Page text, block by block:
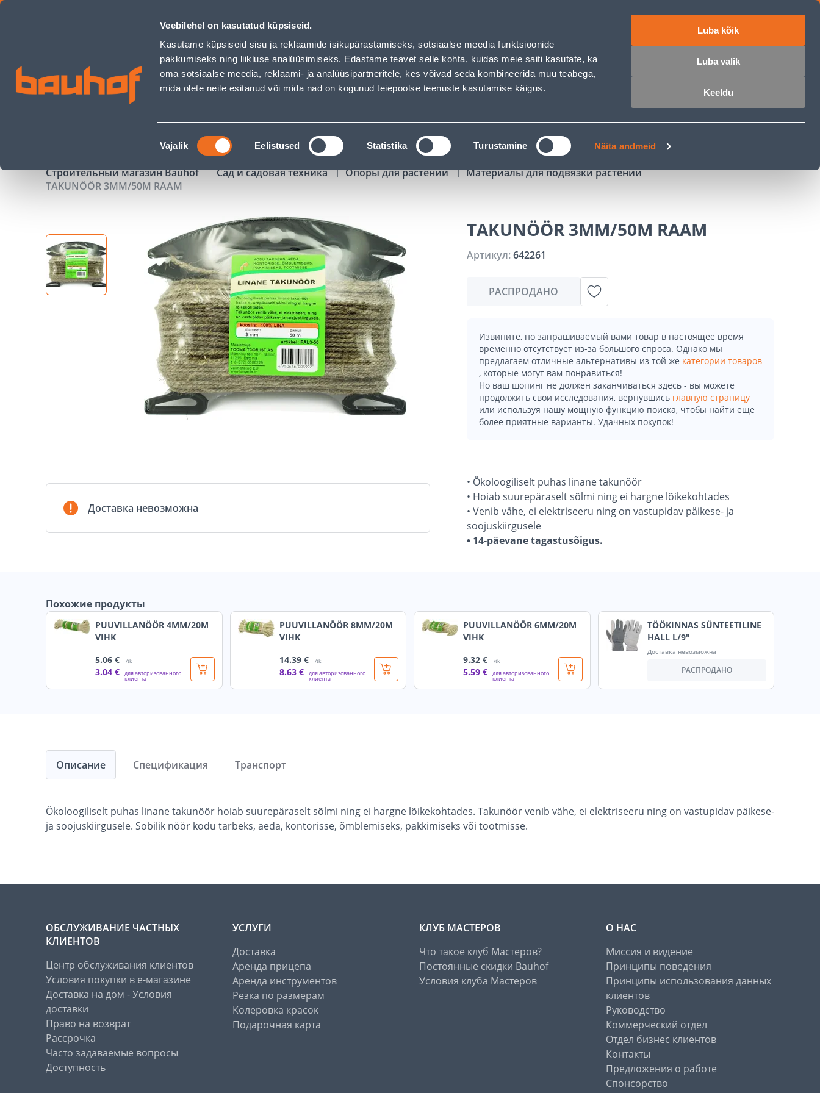
Veebilehel on kasutatud küpsiseid.
Kasutame küpsiseid sisu ja reklaamide isikupärastamiseks, sotsiaalse meedia funktsioonide
pakkumiseks ning liikluse analüüsimiseks. Edastame teavet selle kohta, kuidas meie saiti kasutate, ka
oma sotsiaalse meedia, reklaami- ja analüüsipartneritele, kes võivad seda kombineerida muu teabega,
mida olete neile esitanud või mida nad on kogunud teiepoolse teenuste kasutamise käigus.
Nõusoleku
valik
Vajalik Eelistused Statistika Turustamine Näita andmeid
Luba kõik
Luba valik
Keeldu
TAKUNÖÖR 3MM/50M RAAM - Bauhof has loaded
Обслуживание бизнес-клиентов Обслуживание частных клиентов Услуги Предложения о работе
ПОИСК
АКЦИИ КАТАЛОГИ АРЕНДА ИНСТРУМЕНТОВ РАССРОЧКА
Строительный магазин Bauhof Сад и садовая техника Опоры для растений
Материалы для подвязки растений
TAKUNÖÖR 3MM/50M RAAM
Доставка невозможна
TAKUNÖÖR 3MM/50M RAAM
Артикул:642261
РАСПРОДАНО
Извините, но запрашиваемый вами товар в настоящее время
временно отсутствует из-за большого спроса. Однако мы
предлагаем отличные альтернативы из той же категории товаров
, которые могут вам понравиться!
Но ваш шопинг не должен заканчиваться здесь - вы можете
продолжить свои исследования, вернувшись главную страницу
или используя нашу мощную функцию поиска, чтобы найти еще
более приятные варианты. Удачных покупок!
• Ökoloogiliselt puhas linane takunöör
• Hoiab suurepäraselt sõlmi ning ei hargne lõikekohtades
• Venib vähe, ei elektriseeru ning on vastupidav päikese- ja
soojuskiirgusele
• 14-päevane tagastusõigus.
Похожие продукты
PUUVILLANÖÖR 4MM/20M
VIHK
5.06 € /tk
3.04 € для авторизованного
клиента
PUUVILLANÖÖR 8MM/20M
VIHK
14.39 € /tk
8.63 € для авторизованного
клиента
PUUVILLANÖÖR 6MM/20M
VIHK
9.32 € /tk
5.59 € для авторизованного
клиента
TÖÖKINNAS SÜNTEETILINE
HALL L/9"
Доставка невозможна
РАСПРОДАНО
Описание
Ökoloogiliselt puhas linane takunöör hoiab suurepäraselt sõlmi ning ei hargne lõikekohtades. Takunöör venib vähe, ei elektriseeru ning on vastupidav päikese-
ja soojuskiirgusele. Sobilik nöör kodu tarbeks, aeda, kontorisse, õmblemiseks, pakkimiseks või tootmisse.
Спецификация Транспорт
ОБСЛУЖИВАНИЕ ЧАСТНЫХ
КЛИЕНТОВ
Центр обслуживания клиентов
Условия покупки в е-магазине
Доставка на дом - Условия
доставки
Право на возврат
Рассрочка
Часто задаваемые вопросы
Доступность
УСЛУГИ
Доставка
Аренда прицепа
Аренда инструментов
Резка по размерам
Колеровка красок
Подарочная карта
КЛУБ МАСТЕРОВ
Что такое клуб Мастеров?
Постоянные скидки Bauhof
Условия клуба Мастеров
О НАС
Миссия и видение
Принципы поведения
Принципы использования данных
клиентов
Руководство
Коммерческий отдел
Отдел бизнес клиентов
Контакты
Предложения о работе
Спонсорство